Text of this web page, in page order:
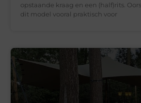
opstaande kraag en een (half)rits.
dit model vooral praktisch voor